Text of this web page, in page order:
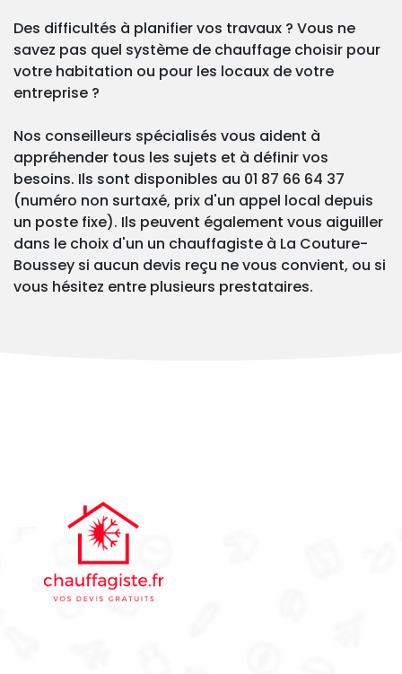
Des difficultés à planifier vos travaux ? Vous ne
savez pas quel système de chauffage choisir pour
votre habitation ou pour les locaux de votre
entreprise ?
Nos conseilleurs spécialisés vous aident à
appréhender tous les sujets et à définir vos
besoins. Ils sont disponibles au 01 87 66 64 37
(numéro non surtaxé, prix d'un appel local depuis
un poste fixe). Ils peuvent également vous aiguiller
dans le choix d'un un chauffagiste à La Couture-
Boussey si aucun devis reçu ne vous convient, ou si
vous hésitez entre plusieurs prestataires.